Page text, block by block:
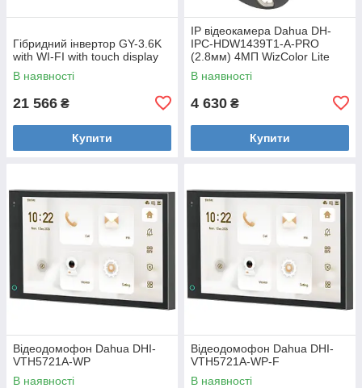
Гібридний інвертор GY-3.6K
with WI-FI with touch display
В наявності
21 566 ₴
Купити
IP відеокамера Dahua DH-
IPC-HDW1439T1-A-PRO
(2.8мм) 4МП WizColor Lite
В наявності
4 630 ₴
Купити
Відеодомофон Dahua DHI-
VTH5721A-WP
В наявності
Відеодомофон Dahua DHI-
VTH5721A-WP-F
В наявності